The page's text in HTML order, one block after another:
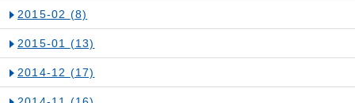
2015-02 (8)
2015-01 (13)
2014-12 (17)